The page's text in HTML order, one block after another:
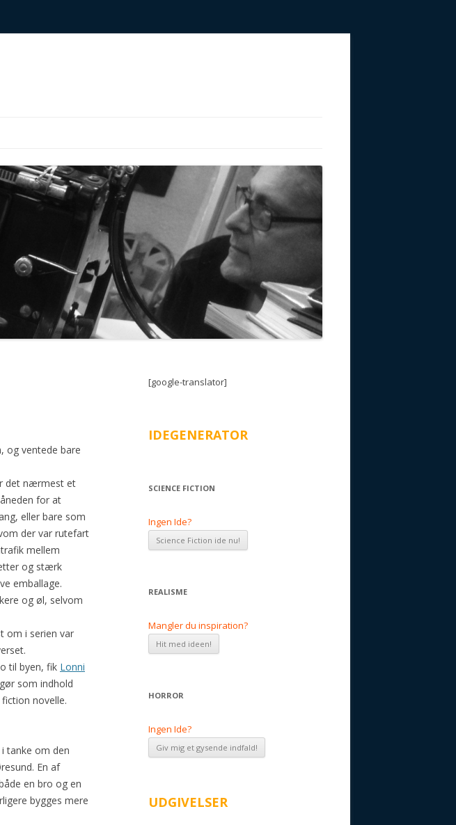
og ventede bare
det nærmest et
for at
eller bare som
der var rutefart
mellem
og stærk
emballage.
og øl, selvom
om i serien var
til byen, fik Lonni
som indhold
novelle.
tanke om den
En af
en bro og en
bygges mere
[google-translator]
IDEGENERATOR
SCIENCE FICTION
Ingen Ide?
REALISME
Mangler du inspiration?
HORROR
Ingen Ide?
UDGIVELSER